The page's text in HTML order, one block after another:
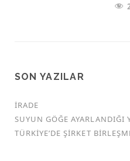
SON YAZILAR
İRADE
SUYUN GÖĞE AYARLANDIĞI
TÜRKİYE’DE ŞİRKET